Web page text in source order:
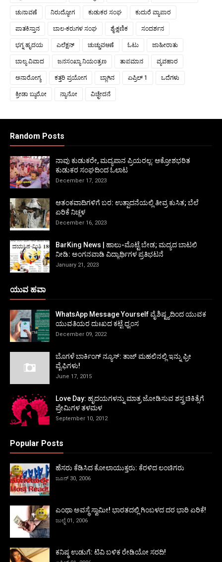
ಚುನಾವಣೆ ನಿರುದ್ಯೋಗ ಕುಡುಕರ ಸಂಘ ಕುದುರೆ ವ್ಯಾಪಾರ
ಪಾತಕಿಸ್ತಾನ ಬಾಲ-ಕರುಗಳ ಸಂಘ ಶೈ-ಕ್ಷಣಿಕ ಸಂದರ್ಶನ
ಭಗ್ನ ಹೃದಯ ಎಲೆಕ್ಷನ್ ಚುಚ್ಚುವಆಣೆ ಓಟು ಜಾಹೀರಾತು
ಬಾಲ್ಯ ವಿವಾದ ಜನಸಂಖ್ಯಾ ನಿಯಂತ್ರಣ ತಾಪಮಾನ ವ್ಯವಹಾರ
ಅನಾರೋಗ್ಯ ಕತ್ತರಿ ಪ್ರಯೋಗ ಬ್ಲಾಗಿನ ಏಪ್ರಿಲ್ 1 ಒದೆಗಳು
ಕ್ರೀಡಾ ಬ್ಯುರೋ ನ್ಯಾನೋ ವಿಚ್ಛೇದನೆ
Random Posts
ನಾವು ಕುಡುಕರೇ, ಮದ್ಯಪಾನ ಪ್ರಿಯರಲ್ಲ: ಆಕ್ರೋಶಭರಿತ
ಕುಡುಕರ ಸಂಘದಿಂದ ಓಲಾಟ
December 17, 2023
ಆತಂಕವಾದಿಗಳಿಗೆ ಬರ: ಉತ್ಪಾದನೆಯಲ್ಲಿ ತೀವ್ರ ಕುಸಿತ; ಬೆಲೆ
ಏರಿಕೆ ನಿಚ್ಚಳ
December 16, 2023
BarKing News | ಹಾಲು-ಮೊಟ್ಟೆ ಬೇಡ; ಮದ್ಯದ ಬಾಟಲಿ
ನೀಡಿ: ಅಂಗನವಾಡಿ ವಿದ್ಯಾರ್ಥಿಗಳ ಪ್ರತಿಭಟನೆ
January 21, 2023
ಯುವ ಹವಾ
WhatsApp Message Yourself ವೈಶಿಷ್ಟ್ಯದಿಂದ ಯುವಕ
ಯುವತಿಯರ ದುಃಖದ ಕಟ್ಟೆ ಧ್ವಂಸ
December 09, 2022
ಬೊಗಳೆ ಬಾರ್ಕಿಂಗ್ ನ್ಯೂಸ್: ತಾಜ್ ಮಹಲಿನಲ್ಲಿ ಇನ್ನು ಫ್ರೀ
ವೈಫಿಗಳು!
June 17, 2015
Love Day: ಹೃದಯಗಳನ್ನು ಮಾತ್ರ ಜೋಡಿಸುವ ಶಸ್ತ್ರಚಿಕಿತ್ಸೆಗೆ
ಪ್ರೇಮಿಗಳ ತಳಮಳ
September 10, 2012
Popular Posts
ಹೆಸರು ಕೆಡಿಸಿದ ಕೋಲಾಯುಕ್ತರು: ಕೆರಳಿದ ಲಂಚಿಗರು
ಜೂನ್ 30, 2006
ಎಂಥಾ ಅವಸ್ಥೆ ಸ್ವಾಮೀ! ಭಾರತದಲ್ಲಿ ಗಿಂಬಳದ ದರ ಭಾರಿ ಏರಿಕೆ!
ಜುಲೈ 01, 2006
ಕನಿಷ್ಠ ಉಡುಗೆ: ಟಿವಿ ಬಳಿಕ ರೇಡಿಯೋ ಸರದಿ!